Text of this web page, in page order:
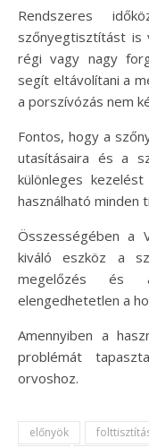
Rendszeres
szőnyegtisztítást is
régi vagy nagy
segít eltávolítani a
a porszívózás nem
Fontos, hogy a
utasításaira és a
különleges
használható minden
Összességében a
kiváló eszköz a
megelőzés és
elengedhetetlen a
Amennyiben a
problémát
orvoshoz.
előnyök